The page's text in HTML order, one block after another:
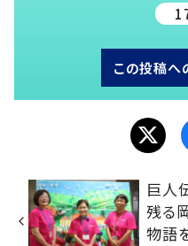
この投稿へ
巨人
残る
物語